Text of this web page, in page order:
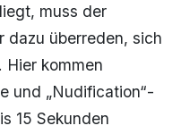
muss der
dazu überreden, sich
Hier kommen
und „Nudification“-
15 Sekunden